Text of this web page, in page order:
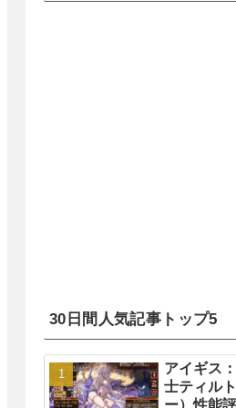
30日間人気記事トップ5
アイギス
士ティル